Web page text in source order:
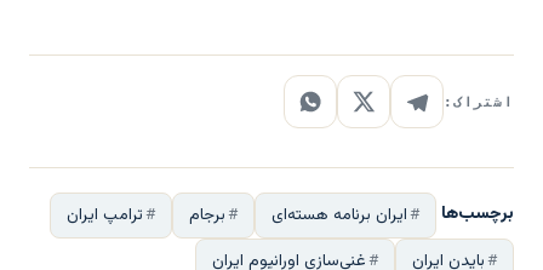
اشتراک:
برچسب‌ها ایران برنامه هسته‌ای برجام
ترامپ ایران
بایدن ایران
غنی‌سازی اورانیوم ایران